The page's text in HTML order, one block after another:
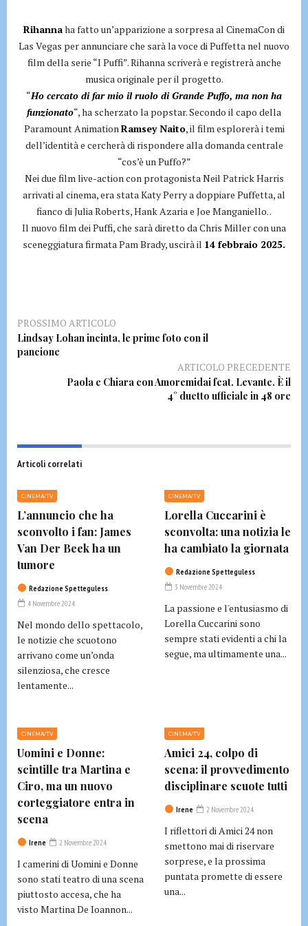
Rihannaha fatto un’apparizione a sorpresa al CinemaCon di
Las Vegas per annunciare che sarà la voce di Puffetta nel nuovo
film della serie “I Puffi”. Rihanna scriverà e registrerà anche
musica originale per il progetto.
“Ho cercato di far mio il ruolo di Grande Puffo, ma non ha
funzionato“, ha scherzato la popstar. Secondo il capo della
Paramount AnimationRamsey Naito, il film esplorerà i temi
dell’identità e cercherà di rispondere alla domanda centrale
“cos’è un Puffo?”
Nei due film live-action con protagonista Neil Patrick Harris
arrivati al cinema, era stata Katy Perry a doppiare Puffetta, al
fianco di Julia Roberts, Hank Azaria e Joe Manganiello. .
Il nuovo film dei Puffi, che sarà diretto da Chris Miller con una
sceneggiatura firmata Pam Brady, uscirà il 14 febbraio 2025.
PROSSIMO ARTICOLO
Lindsay Lohan incinta, le prime foto con il
pancione
ARTICOLO PRECEDENTE
Paola e Chiara con Amoremidai feat. Levante. È il
4° duetto ufficiale in 48 ore
Articoli correlati
CINEMA/TV
L’annuncio che ha
sconvolto i fan: James
Van Der Beek ha un
tumore
Redazione Spetteguless
4 Novembre 2024
Nel mondo dello spettacolo,
le notizie che scuotono
arrivano come un’onda
silenziosa, che cresce
lentamente...
CINEMA/TV
Lorella Cuccarini è
sconvolta: una notizia le
ha cambiato la giornata
Redazione Spetteguless
3 Novembre 2024
La passione e l'entusiasmo di
Lorella Cuccarini sono
sempre stati evidenti a chi la
segue, ma ultimamente una...
CINEMA/TV
Uomini e Donne:
scintille tra Martina e
Ciro, ma un nuovo
corteggiatore entra in
scena
Irene 2 Novembre 2024
I camerini di Uomini e Donne
sono stati teatro di una scena
piuttosto accesa, che ha
visto Martina De Ioannon...
CINEMA/TV
Amici 24, colpo di
scena: il provvedimento
disciplinare scuote tutti
Irene 2 Novembre 2024
I riflettori di Amici 24 non
smettono mai di riservare
sorprese, e la prossima
puntata promette di essere
una...